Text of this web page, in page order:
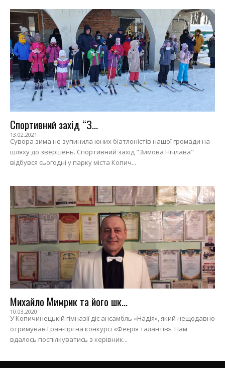
Спортивний захід “З...
13.02.2021
Сувора зима не зупинила юних біатлоністів нашої громади на
шляху до звершень. Спортивний захід "Зимова Нічлава"
відбувся сьогодні у парку міста Копич...
Михайло Мимрик та його шк...
10.03.2020
У Копичинецькій гімназії діє ансамбль «Надія», який нещодавно
отримував Гран-прі на конкурсі «Феєрія талантів». Нам
вдалось поспілкуватись з керівник...